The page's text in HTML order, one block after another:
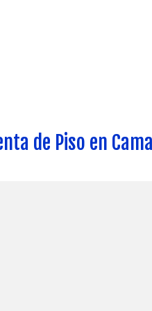
de Piso en